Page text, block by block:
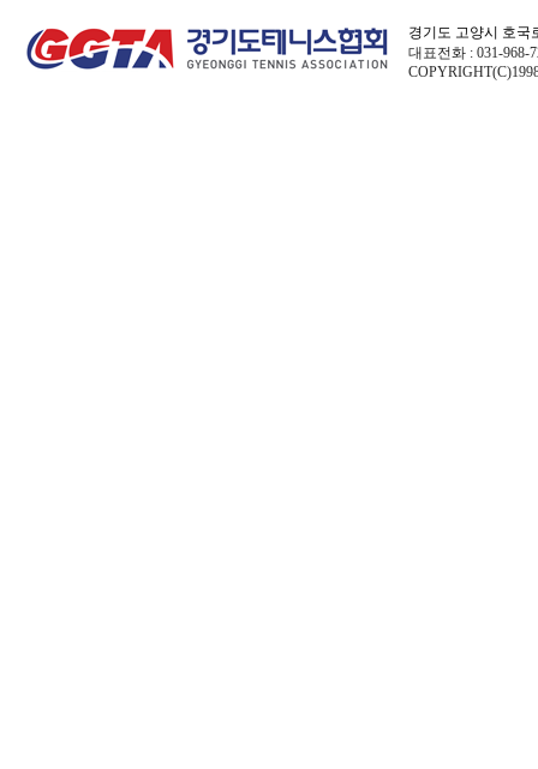
경기도 고양시 호국
대표전화 : 031-968-